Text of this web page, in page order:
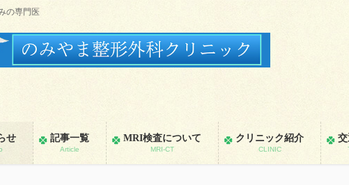
の専門医
せ 記事一覧
Article
MRI検査について
MRI-CT
クリニック紹介
CLINIC